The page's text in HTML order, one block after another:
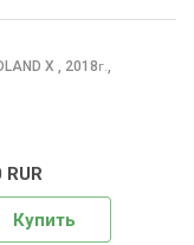
X , 2018г.,
RUR
Купить